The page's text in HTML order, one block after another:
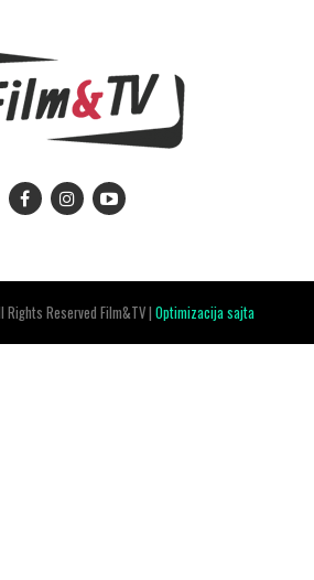
Reserved Film&TV |Optimizacija sajta